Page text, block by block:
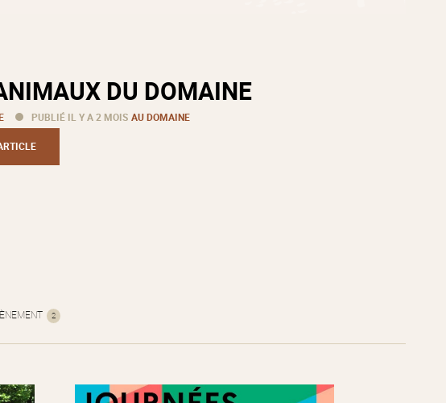
DU DOMAINE
PUBLIÉ IL Y A 2 MOIS AU DOMAINE
2